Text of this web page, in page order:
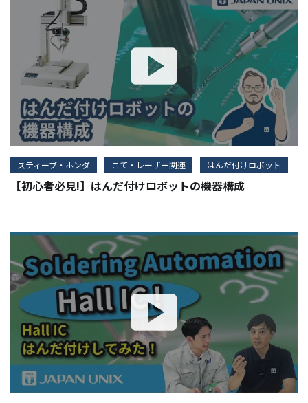
スティーブ・ホンダ こて・レーザー関連 はんだ付けロボット
【初心者必見!】はんだ付けロボットの機器構成